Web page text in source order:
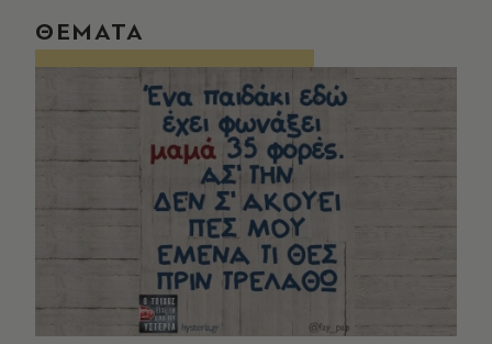
ΘΕΜΑΤΑ